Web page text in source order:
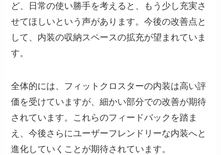
ど、日常の使い勝手を考えると、もう少し充実さ
せてほしいという声があります。今後の改善点と
して、内装の収納スペースの拡充が望まれていま
す。
全体的には、フィットクロスターの内装は高い評
価を受けていますが、細かい部分での改善が期待
されています。これらのフィードバックを踏ま
え、今後さらにユーザーフレンドリーな内装へと
進化していくことが期待されています。